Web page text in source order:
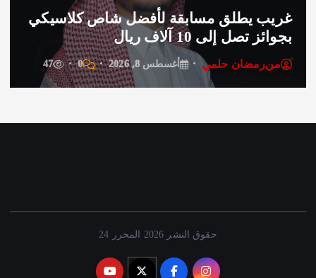
يطلق مسابقة لأفضل شاص كلاسيكي
إلى 10 آلاف ريال
رمضان حلمي أغسطس 8, 2026 0
47
حقوق النشر 2026 المحرر 24